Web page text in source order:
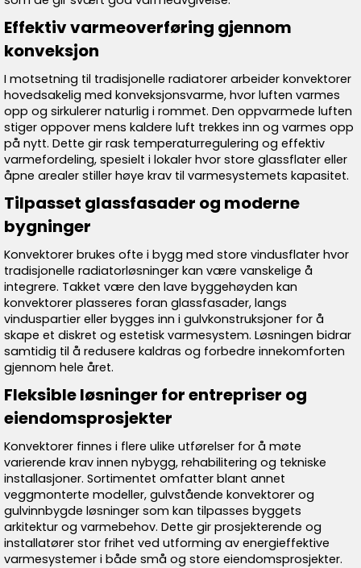
Effektiv varmeoverføring gjennom
konveksjon
I motsetning til tradisjonelle radiatorer arbeider konvektorer
hovedsakelig med konveksjonsvarme, hvor luften varmes
opp og sirkulerer naturlig i rommet. Den oppvarmede luften
stiger oppover mens kaldere luft trekkes inn og varmes opp
på nytt. Dette gir rask temperaturregulering og effektiv
varmefordeling, spesielt i lokaler hvor store glassflater eller
åpne arealer stiller høye krav til varmesystemets kapasitet.
Tilpasset glassfasader og moderne
bygninger
Konvektorer brukes ofte i bygg med store vindusflater hvor
tradisjonelle radiatorløsninger kan være vanskelige å
integrere. Takket være den lave byggehøyden kan
konvektorer plasseres foran glassfasader, langs
vinduspartier eller bygges inn i gulvkonstruksjoner for å
skape et diskret og estetisk varmesystem. Løsningen bidrar
samtidig til å redusere kaldras og forbedre innekomforten
gjennom hele året.
Fleksible løsninger for entrepriser og
eiendomsprosjekter
Konvektorer finnes i flere ulike utførelser for å møte
varierende krav innen nybygg, rehabilitering og tekniske
installasjoner. Sortimentet omfatter blant annet
veggmonterte modeller, gulvstående konvektorer og
gulvinnbygde løsninger som kan tilpasses byggets
arkitektur og varmebehov. Dette gir prosjekterende og
installatører stor frihet ved utforming av energieffektive
varmesystemer i både små og store eiendomsprosjekter.